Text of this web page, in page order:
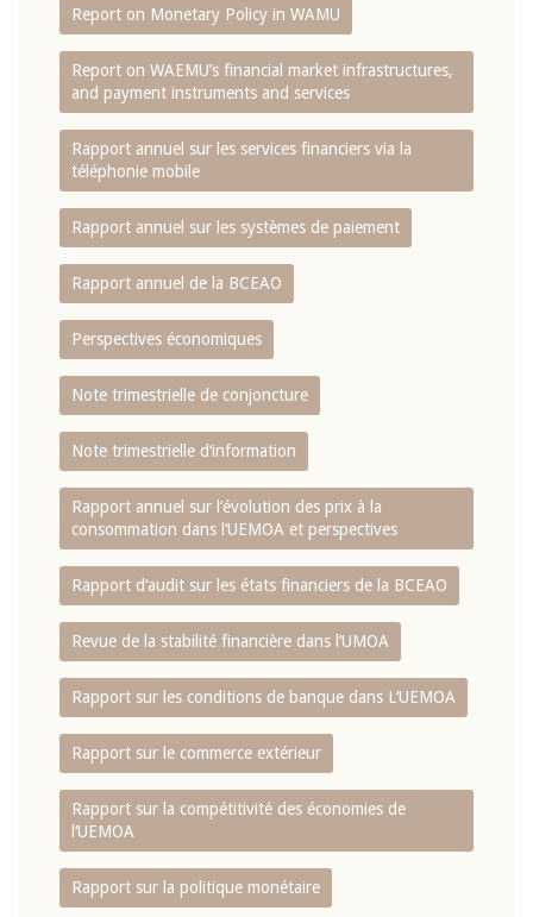
Report on Monetary Policy in WAMU
Report on WAEMU’s financial market infrastructures,
and payment instruments and services
Rapport annuel sur les services financiers via la
téléphonie mobile
Rapport annuel sur les systèmes de paiement
Rapport annuel de la BCEAO
Perspectives économiques
Note trimestrielle de conjoncture
Note trimestrielle d‘information
Rapport annuel sur l‘évolution des prix à la
consommation dans l‘UEMOA et perspectives
Rapport d‘audit sur les états financiers de la BCEAO
Revue de la stabilité financière dans l‘UMOA
Rapport sur les conditions de banque dans L‘UEMOA
Rapport sur le commerce extérieur
Rapport sur la compétitivité des économies de
l‘UEMOA
Rapport sur la politique monétaire